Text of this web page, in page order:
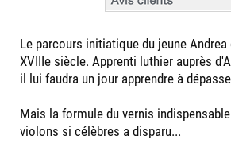
Le parcours initiatique du jeune
XVIIIe siècle. Apprenti luthier auprès
il lui faudra un jour apprendre à
Mais la formule du vernis
violons si célèbres a disparu...